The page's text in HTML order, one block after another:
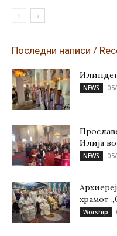
Последни написи /
NEWS
Илија
NEWS
храмот
Worship